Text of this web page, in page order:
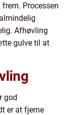
Processen
Afhøvling
gulve til at
god
er at fjerne